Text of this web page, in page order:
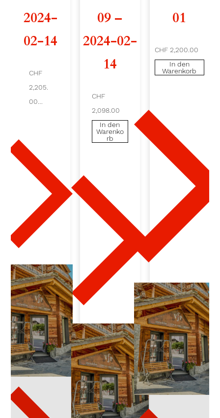
-
2
2
4
-
0
3
-
0
2024-
02-14
CHF
2,205.
00
09 –
2024-02-
14
CHF
2,098.00
In den
Warenko
rb
01
CHF 2,200.00
In den
Warenkorb